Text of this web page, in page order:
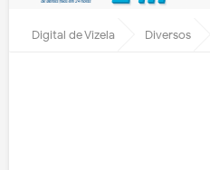
Digital de Vizela Diversos